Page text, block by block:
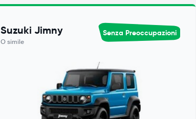
Suzuki Jimny
O simile
Senza Preoccupazioni